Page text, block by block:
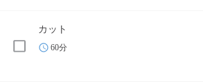
カット
60分